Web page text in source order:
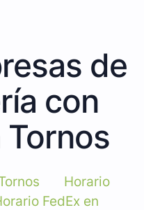
de
con
Horario
FedEx en